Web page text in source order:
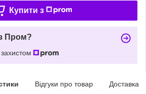
Купити з
Пром?
Відгуки про товар Доставка